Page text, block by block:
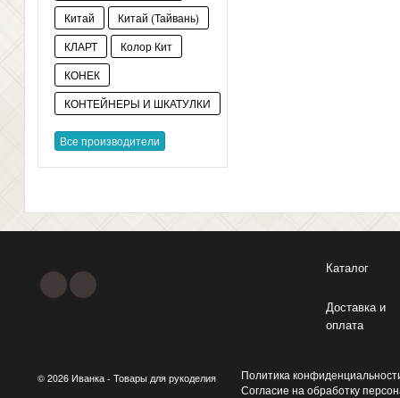
Китай
Китай (Тайвань)
КЛАРТ
Колор Кит
КОНЕК
КОНТЕЙНЕРЫ И ШКАТУЛКИ
Все производители
Каталог
Доставка и
оплата
© 2026 Иванка - Товары для рукоделия
Политика
Согласие на обработку